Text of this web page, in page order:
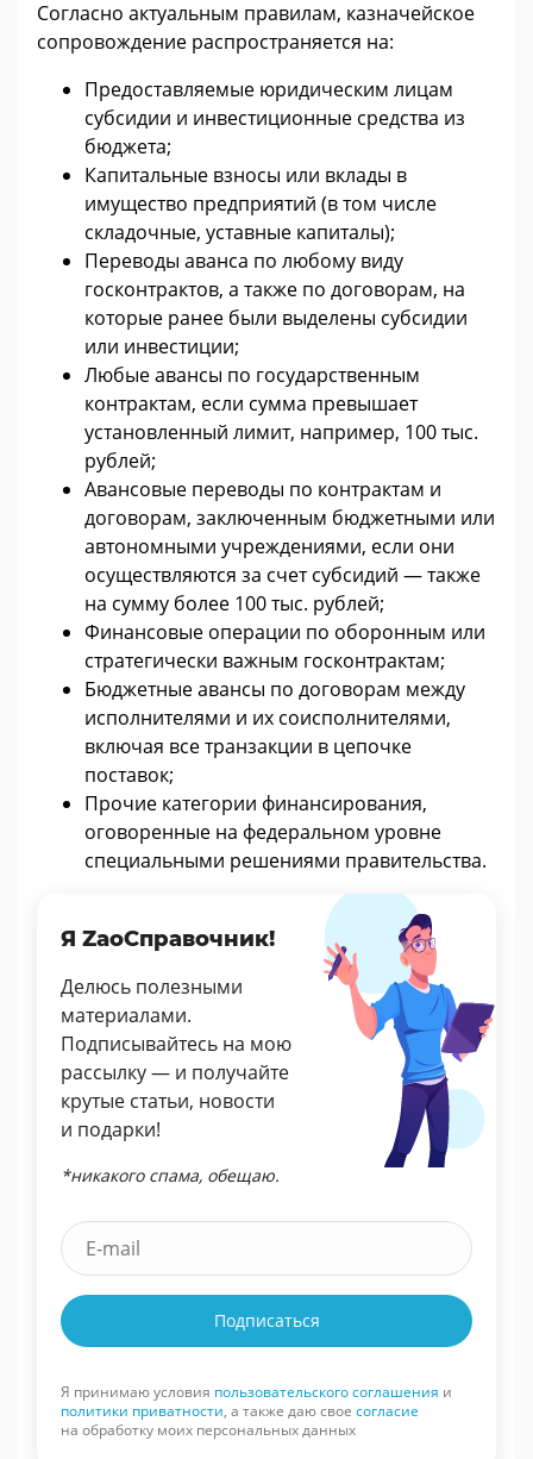
Согласно актуальным правилам, казначейское
сопровождение распространяется на:
Предоставляемые юридическим лицам
субсидии и инвестиционные средства из
бюджета;
Капитальные взносы или вклады в
имущество предприятий (в том числе
складочные, уставные капиталы);
Переводы аванса по любому виду
госконтрактов, а также по договорам, на
которые ранее были выделены субсидии
или инвестиции;
Любые авансы по государственным
контрактам, если сумма превышает
установленный лимит, например, 100 тыс.
рублей;
Авансовые переводы по контрактам и
договорам, заключенным бюджетными или
автономными учреждениями, если они
осуществляются за счет субсидий — также
на сумму более 100 тыс. рублей;
Финансовые операции по оборонным или
стратегически важным госконтрактам;
Бюджетные авансы по договорам между
исполнителями и их соисполнителями,
включая все транзакции в цепочке
поставок;
Прочие категории финансирования,
оговоренные на федеральном уровне
специальными решениями правительства.
Я ZaoСправочник!
Делюсь полезными
материалами.
Подписывайтесь на мою
рассылку — и получайте
крутые статьи, новости
и подарки!
*никакого спама, обещаю.
Подписаться
Я принимаю условия пользовательского соглашения и
политики приватности, а также даю свое согласие
на обработку моих персональных данных